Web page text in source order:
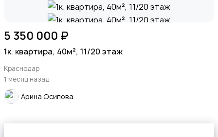
5 350 000 ₽
1к. квартира, 40м², 11/20 этаж
Краснодар
1 месяц назад
Арина Осипова